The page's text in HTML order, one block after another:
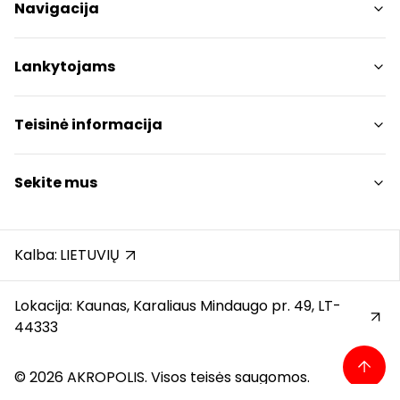
Navigacija
Parduotuvės
Paslaugos
Restoranai ir kavinės
Lankytojams
PC planas
Draugiški gyvūnams
Kontaktai
Akcijos
Karjera
Teisinė informacija
Prekybos centro taisyklės
Slapukų politika
Dovanų kortelės bendrosios taisyklės
Automobilių stovėjimo aikštelės taisyklės
Sekite mus
Facebook
YouTube
Kalba: LIETUVIŲ
Lokacija: Kaunas, Karaliaus Mindaugo pr. 49, LT-
44333
© 2026 AKROPOLIS. Visos teisės saugomos.